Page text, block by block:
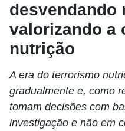
desvendando
valorizando a
nutrição
A era do terrorismo
gradualmente e, como
tomam decisões com
investigação e não em